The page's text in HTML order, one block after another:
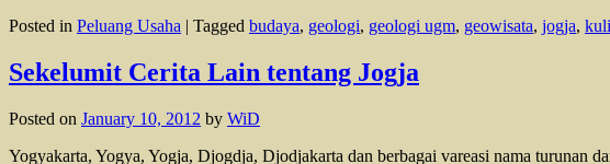
Posted in Peluang Usaha | Tagged budaya, geologi, geologi ugm, geowisata, jogja,
Sekelumit Cerita Lain tentang Jogja
Posted on January 10, 2012 by WiD
Yogyakarta, Yogya, Yogja, Djogdja, Djodjakarta dan berbagai vareasi nama turunan